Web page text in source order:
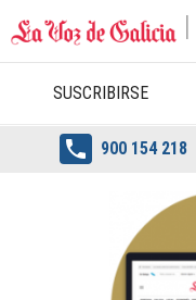
SUSCRIBIRSE
 900 154 218